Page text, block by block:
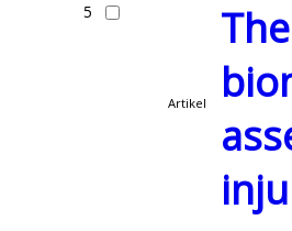
5
Artikel